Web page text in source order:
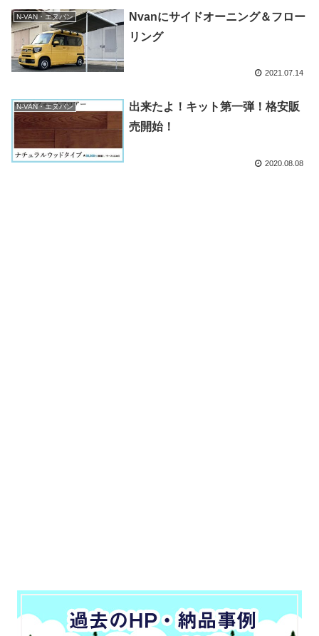
N-VAN・エヌバン
Nvanにサイドオーニング＆フロー
リング
2021.07.14
N-VAN・エヌバン
出来たよ！キット第一弾！格安販
売開始！
2020.08.08